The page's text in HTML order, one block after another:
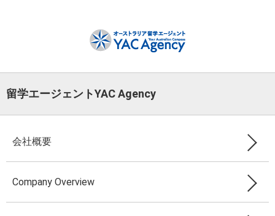
留学エージェントYAC Agency
会社概要
Company Overview